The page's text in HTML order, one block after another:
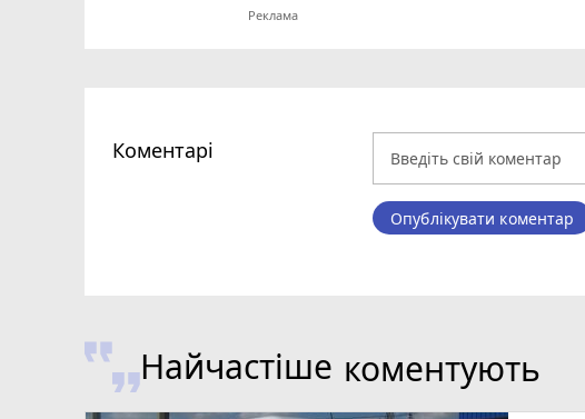
Коментарі
Опублікувати коментар
Найчастіше коментують